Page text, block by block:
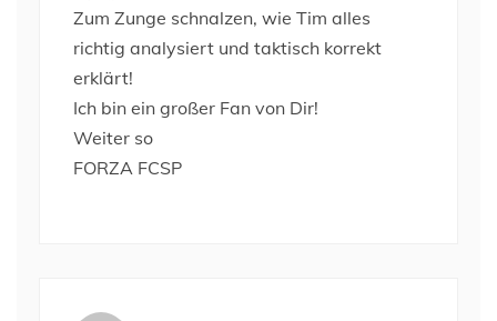
Zum Zunge schnalzen, wie Tim alles
richtig analysiert und taktisch korrekt
erklärt!
Ich bin ein großer Fan von Dir!
Weiter so
FORZA FCSP